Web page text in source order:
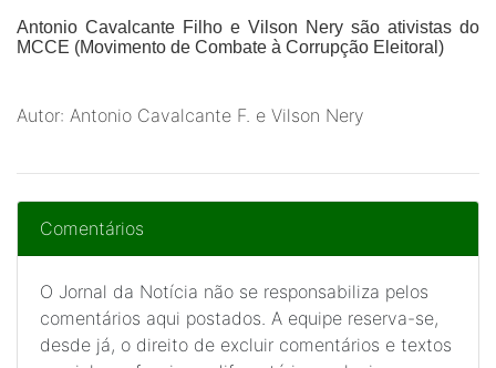
Antonio Cavalcante Filho e Vilson Nery são ativistas do
MCCE (Movimento de Combate à Corrupção Eleitoral)
Autor: Antonio Cavalcante F. e Vilson Nery
Comentários
O Jornal da Notícia não se responsabiliza pelos
comentários aqui postados. A equipe reserva-se,
desde já, o direito de excluir comentários e textos